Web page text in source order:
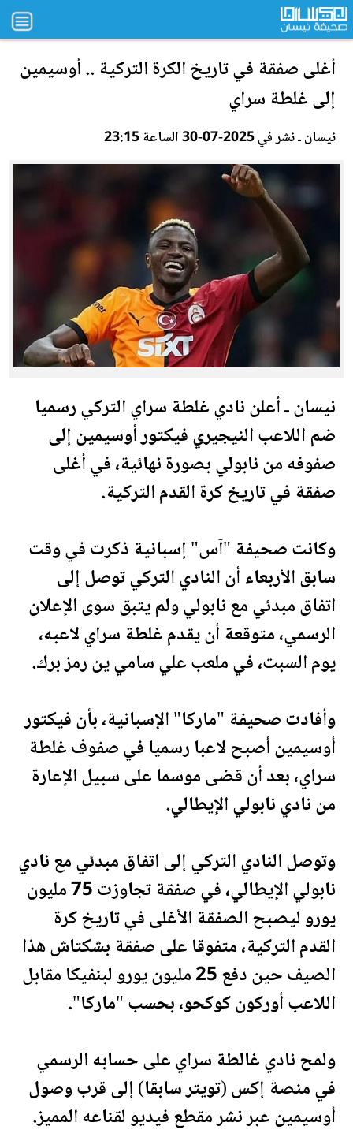
أغلى صفقة في تاريخ الكرة التركية .. أوسيمين
إلى غلطة سراي
نيسان ـ نشر في 2025-07-30 الساعة 23:15
نيسان ـ أعلن نادي غلطة سراي التركي رسميا
ضم اللاعب النيجيري فيكتور أوسيمين إلى
صفوفه من نابولي بصورة نهائية، في أغلى
صفقة في تاريخ كرة القدم التركية.
وكانتصحيفة"آس" إسبانية ذكرت في وقت
سابق الأربعاء أن النادي التركي توصل إلى
اتفاق مبدئي مع نابولي ولم يتبق سوى الإعلان
الرسمي، متوقعة أن يقدم غلطة سراي لاعبه،
يوم السبت، في ملعب علي سامي ين رمز برك.
وأفادتصحيفة"ماركا" الإسبانية، بأن فيكتور
أوسيمين أصبح لاعبا رسميا في صفوف غلطة
سراي، بعد أن قضى موسما على سبيل الإعارة
من نادي نابولي الإيطالي.
وتوصل النادي التركي إلى اتفاق مبدئي مع نادي
نابولي الإيطالي، في صفقة تجاوزت 75 مليون
يورو ليصبح الصفقة الأغلى في تاريخ كرة
القدم التركية، متفوقا على صفقة بشكتاش هذا
الصيف حين دفع 25 مليون يورو لبنفيكا مقابل
اللاعب أوركون كوكحو، بحسب "ماركا".
ولمح نادي غالطة سراي على حسابه الرسمي
في منصة إكس (تويتر سابقا) إلى قرب وصول
أوسيمين عبر نشر مقطع فيديو لقناعه المميز.